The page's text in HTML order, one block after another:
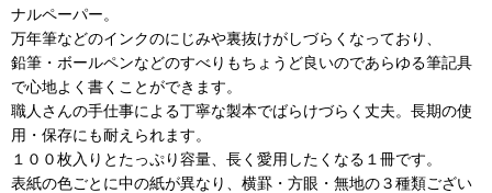
ナルペーパー。
万年筆などのインクのにじみや裏抜けがしづらくなっており、
鉛筆・ボールペンなどのすべりもちょうど良いのであらゆる筆記具
で心地よく書くことができます。
職人さんの手仕事による丁寧な製本でばらけづらく丈夫。長期の使
用・保存にも耐えられます。
１００枚入りとたっぷり容量、長く愛用したくなる１冊です。
表紙の色ごとに中の紙が異なり、横罫・方眼・無地の３種類ござい